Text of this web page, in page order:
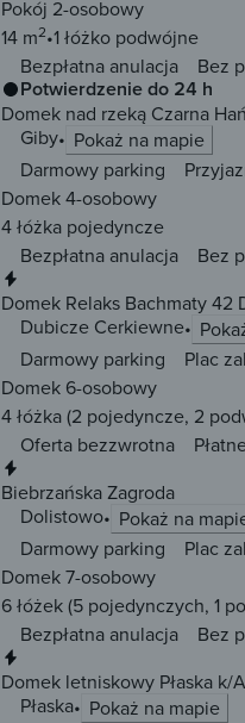
Pokój 2-osobowy
14 m2 1 łóżko podwójne
Bezpłatna anulacja
Bez
Potwierdzenie do 24 h
Domek nad rzeką Czarna
Giby
Pokaż na mapie
Darmowy parking
Domek 4-osobowy
4 łóżka pojedyncze
Bezpłatna anulacja
Bez
Domek Relaks Bachmaty 42
Dubicze Cerkiewne
Darmowy parking
Plac
Domek 6-osobowy
4 łóżka(2 pojedyncze, 2
Oferta bezzwrotna
Biebrzańska Zagroda
Dolistowo
Pokaż na
Darmowy parking Plac
Domek 7-osobowy
6 łóżek(5 pojedynczych, 1
Bezpłatna anulacja
Bez
Domek letniskowy Płaska k/
Płaska
Pokaż na mapie